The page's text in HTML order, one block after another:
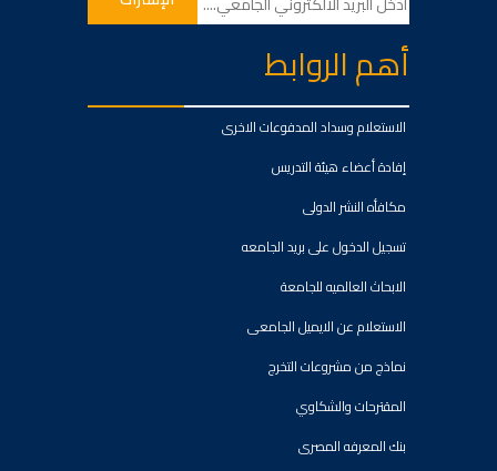
أهم الروابط
الاستعلام وسداد المدفوعات الاخرى
إفادة أعضاء هيئة التدريس
مكافأه النشر الدولى
تسجيل الدخول على بريد الجامعه
الابحاث العالميه للجامعة
الاستعلام عن الايميل الجامعى
نماذج من مشروعات التخرج
المقترحات والشكاوي
بنك المعرفه المصرى